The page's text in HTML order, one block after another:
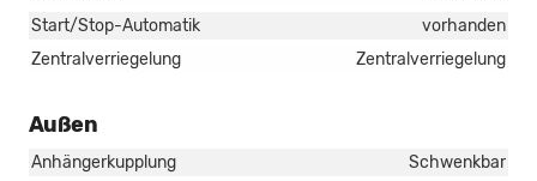
Start/Stop-Automatik
vorhanden
Zentralverriegelung
Zentralverriegelung
Außen
Anhängerkupplung
Schwenkbar